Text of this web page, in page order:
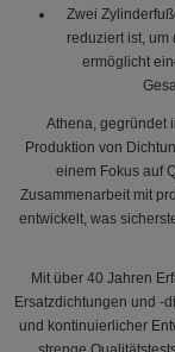
Zwei
reduziert ist,
ermöglicht
Athena, gegründet
Produktion von
einem Fokus auf
Zusammenarbeit mit
entwickelt, was
Mit über 40 Jahren
Ersatzdichtungen und -
und kontinuierlicher